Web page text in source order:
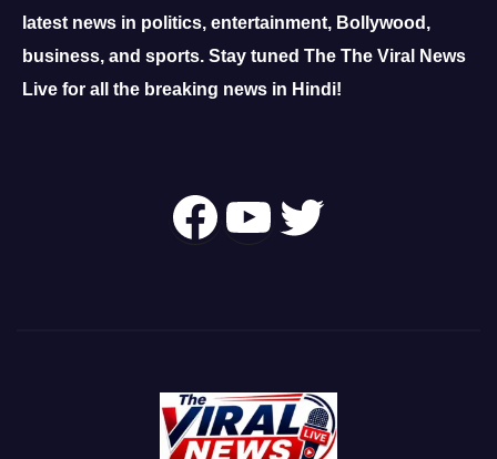
latest news in politics, entertainment, Bollywood,
business, and sports. Stay tuned The The Viral News
Live for all the breaking news in Hindi!
Follow Us OnYouTube
Twitter